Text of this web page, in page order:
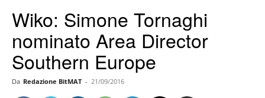
Wiko: Simone Tornaghi
nominato Area Director
Southern Europe
Da Redazione BitMAT - 21/09/2016